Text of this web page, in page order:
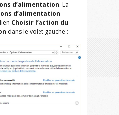
d’alimentation. La
d’alimentation
Choisir l’action du
dans le volet gauche :